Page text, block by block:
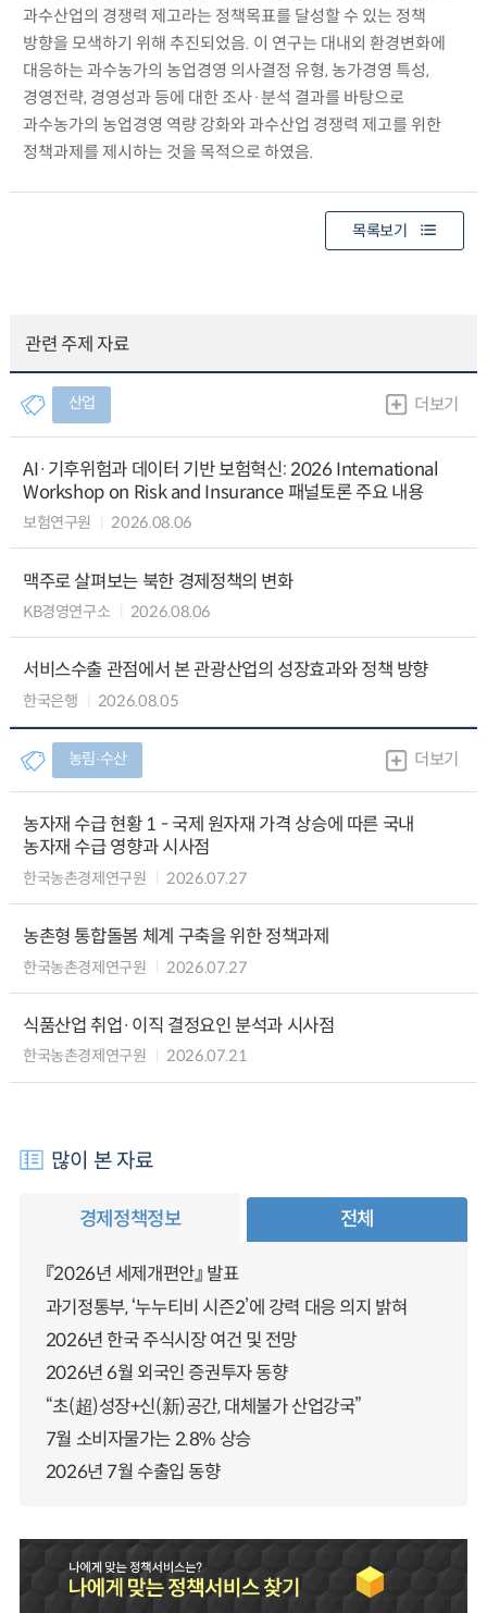
과수산업의 경쟁력 제고라는 정책목표를 달성할 수 있는 정책
방향을 모색하기 위해 추진되었음. 이 연구는 대내외 환경변화에
대응하는 과수농가의 농업경영 의사결정 유형, 농가경영 특성,
경영전략, 경영성과 등에 대한 조사·분석 결과를 바탕으로
과수농가의 농업경영 역량 강화와 과수산업 경쟁력 제고를 위한
정책과제를 제시하는 것을 목적으로 하였음.
목록보기
관련 주제 자료
산업 더보기
AI·기후위험과 데이터 기반 보험혁신: 2026 International
Workshop on Risk and Insurance 패널토론 주요 내용
보험연구원 2026.08.06
맥주로 살펴보는 북한 경제정책의 변화
KB경영연구소 2026.08.06
서비스수출 관점에서 본 관광산업의 성장효과와 정책 방향
한국은행 2026.08.05
농림∙수산 더보기
농자재 수급 현황 1 - 국제 원자재 가격 상승에 따른 국내
농자재 수급 영향과 시사점
한국농촌경제연구원 2026.07.27
농촌형 통합돌봄 체계 구축을 위한 정책과제
한국농촌경제연구원 2026.07.27
식품산업 취업·이직 결정요인 분석과 시사점
한국농촌경제연구원 2026.07.21
많이 본 자료
경제정책정보 전체
『2026년 세제개편안』 발표
과기정통부, ‘누누티비 시즌2’에 강력 대응 의지 밝혀
2026년 한국 주식시장 여건 및 전망
2026년 6월 외국인 증권투자 동향
“초(超)성장+신(新)공간, 대체불가 산업강국”
7월 소비자물가는 2.8% 상승
2026년 7월 수출입 동향